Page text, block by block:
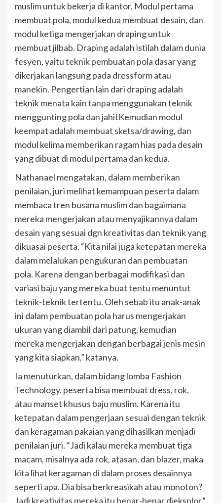
muslim untuk bekerja di kantor. Modul pertama
membuat pola, modul kedua membuat desain, dan
modul ketiga mengerjakan draping untuk
membuat jilbab. Draping adalah istilah dalam dunia
fesyen, yaitu teknik pembuatan pola dasar yang
dikerjakan langsung pada dressform atau
manekin. Pengertian lain dari draping adalah
teknik menata kain tanpa menggunakan teknik
menggunting pola dan jahitKemudian modul
keempat adalah membuat sketsa/drawing, dan
modul kelima memberikan ragam hias pada desain
yang dibuat di modul pertama dan kedua.
Nathanael mengatakan, dalam memberikan
penilaian, juri melihat kemampuan peserta dalam
membaca tren busana muslim dan bagaimana
mereka mengerjakan atau menyajikannya dalam
desain yang sesuai dgn kreativitas dan teknik yang
dikuasai peserta. “Kita nilai juga ketepatan mereka
dalam melalukan pengukuran dan pembuatan
pola. Karena dengan berbagai modifikasi dan
variasi baju yang mereka buat tentu menuntut
teknik-teknik tertentu. Oleh sebab itu anak-anak
ini dalam pembuatan pola harus mengerjakan
ukuran yang diambil dari patung, kemudian
mereka mengerjakan dengan berbagai jenis mesin
yang kita siapkan,” katanya.
Ia menuturkan, dalam bidang lomba Fashion
Technology, peserta bisa membuat dress, rok,
atau manset khusus baju muslim. Karena itu
ketepatan dalam pengerjaan sesuai dengan teknik
dan keragaman pakaian yang dihasilkan menjadi
penilaian juri. “Jadi kalau mereka membuat tiga
macam, misalnya ada rok, atasan, dan blazer, maka
kita lihat keragaman di dalam proses desainnya
seperti apa. Dia bisa berkreasikah atau monoton?
Jadi kreativitas mereka itu benar-benar dieksplor,”